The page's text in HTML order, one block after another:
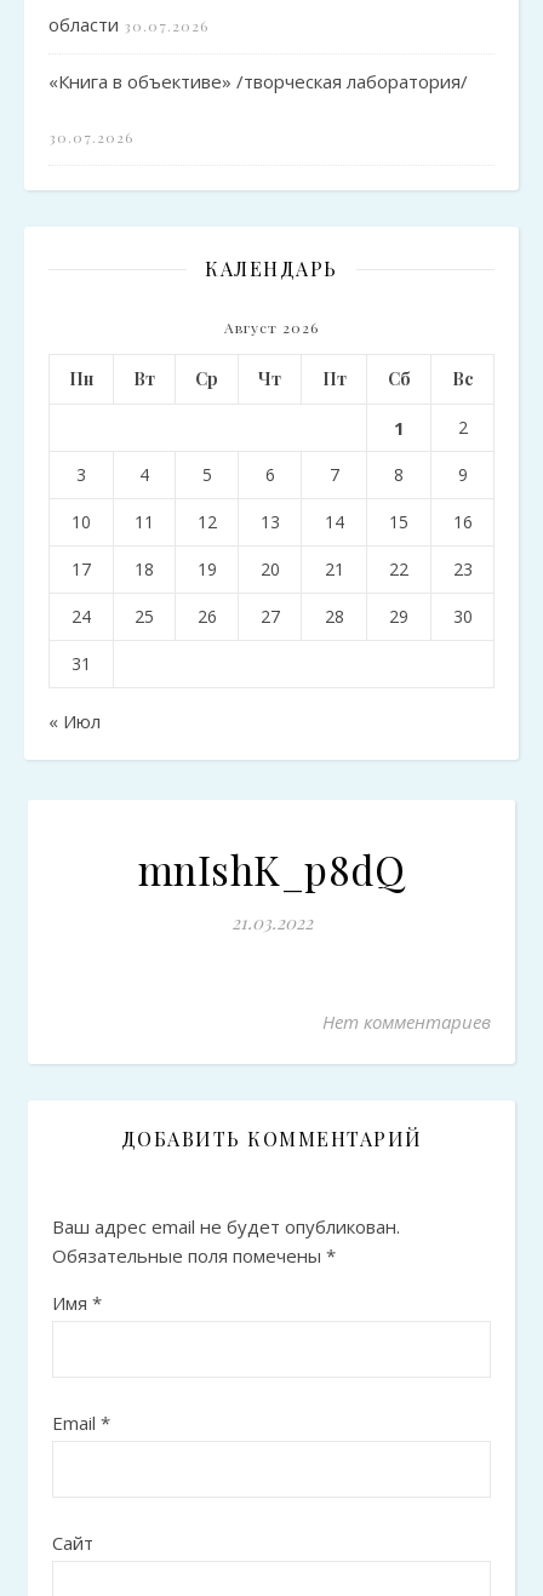
области 30.07.2026
«Книга в объективе» /творческая лаборатория/
30.07.2026
КАЛЕНДАРЬ
Август 2026
Пн Вт Ср Чт Пт Сб Вс
1 2
3 4 5 6 7 8 9
10 11 12 13 14 15 16
17 18 19 20 21 22 23
24 25 26 27 28 29 30
31
« Июл
mnIshK_p8dQ
21.03.2022
Нет комментариев
ДОБАВИТЬ КОММЕНТАРИЙ
Ваш адрес email не будет опубликован.
Обязательные поля помечены *
Имя *
Email *
Сайт